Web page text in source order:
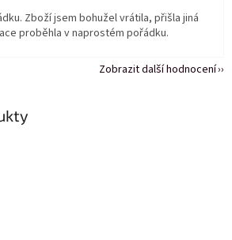
Zboží jsem bohužel vrátila, přišla jiná
proběhla v naprostém pořádku.
Zobrazit další hodnocení